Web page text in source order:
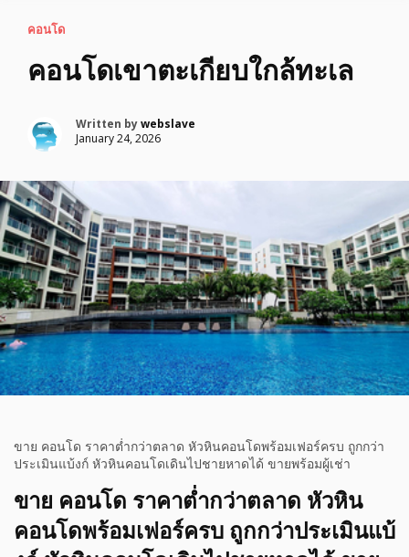
คอนโด
คอนโดเขาตะเกียบใกล้ทะเล
Written bywebslave
January 24, 2026
ขาย คอนโด ราคาต่ำกว่าตลาด หัวหินคอนโดพร้อมเฟอร์ครบ ถูกกว่า
ประเมินแบ้งก์ หัวหินคอนโดเดินไปชายหาดได้ ขายพร้อมผู้เช่า
ขาย คอนโด ราคาต่ำกว่าตลาด หัวหิน
คอนโดพร้อมเฟอร์ครบ ถูกกว่าประเมินแบ้